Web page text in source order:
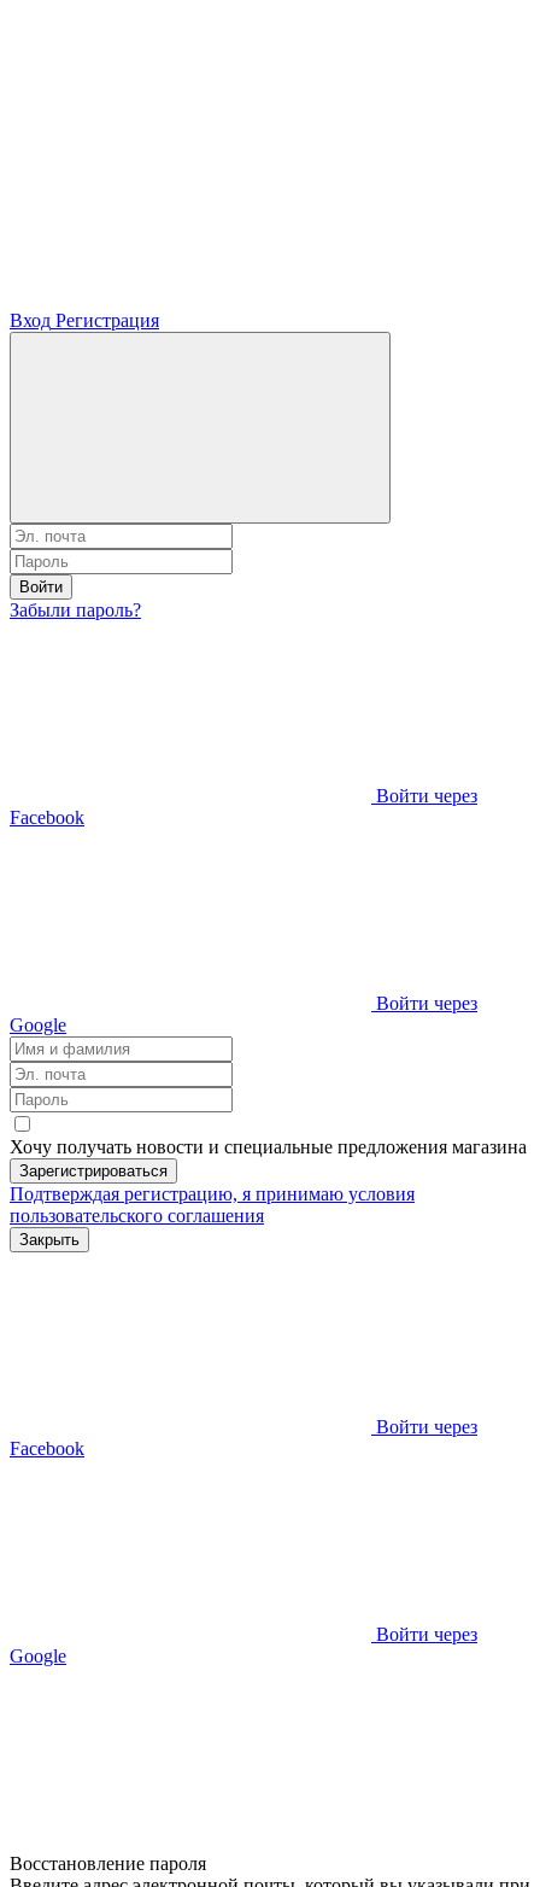
Вход Регистрация
Войти
Забыли пароль?
Войти через
Facebook
Войти через
Google
Хочу получать новости и специальные предложения магазина
Зарегистрироваться
Подтверждая регистрацию, я принимаю условия
пользовательского соглашения
Закрыть
Войти через
Facebook
Войти через
Google
Восстановление пароля